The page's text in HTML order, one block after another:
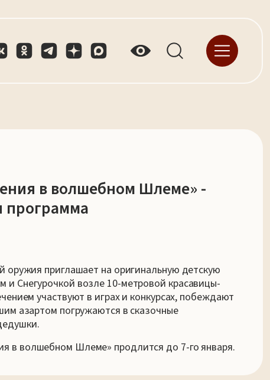
в волшебном Шлеме» -
программа
оружия приглашает на оригинальную детскую
Снегурочкой возле 10-метровой красавицы-
участвуют в играх и конкурсах, побеждают
азартом погружаются в сказочные
в волшебном Шлеме» продлится до 7-го января.